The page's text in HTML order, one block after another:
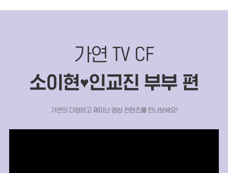
가연 TV CF
소이현♥인교진 부부 편
가연의 다양하고 재미난 영상 컨텐츠를 만나보세요!